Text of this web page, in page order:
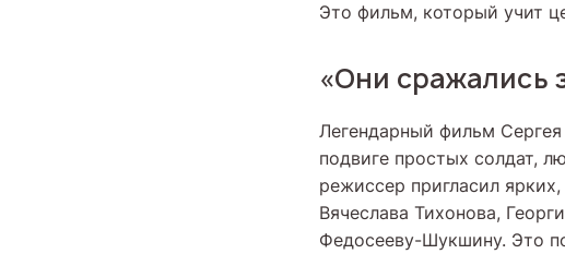
Это фильм, который учит
«Они сражались
Легендарный фильм
подвиге простых солдат,
режиссер пригласил
Вячеслава Тихонова,
Федосееву-Шукшину. Это